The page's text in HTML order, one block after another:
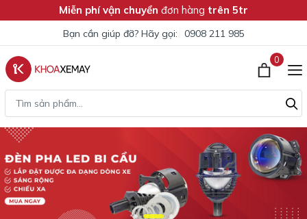
Miễn phí vận chuyển đơn hàng trên 5tr
Bạn cần giúp đỡ? Hãy gọi: 0908 211 985
0